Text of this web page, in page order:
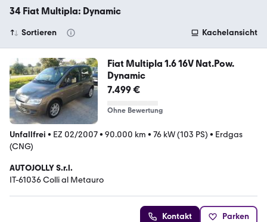
34 Fiat Multipla: Dynamic
Sortieren Kachelansicht
Fiat Multipla 1.6 16V Nat.Pow.
Dynamic
7.499 €
Ohne Bewertung
Unfallfrei • EZ 02/2007• 90.000 km • 76 kW (103 PS) • Erdgas
(CNG)
AUTOJOLLY S.r.l.
IT-61036 Colli al Metauro
Kontakt Parken